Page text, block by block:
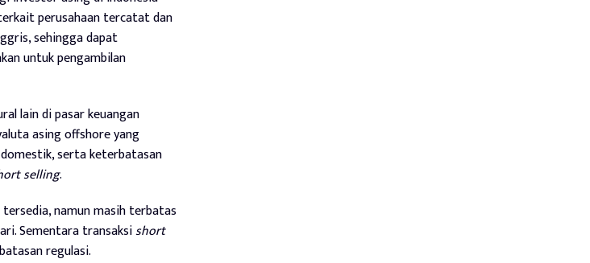
perusahaan tercatat dan
sehingga dapat
untuk pengambilan
lain di pasar keuangan
asing offshore yang
serta keterbatasan
selling.
namun masih terbatas
Sementara transaksishort
regulasi.